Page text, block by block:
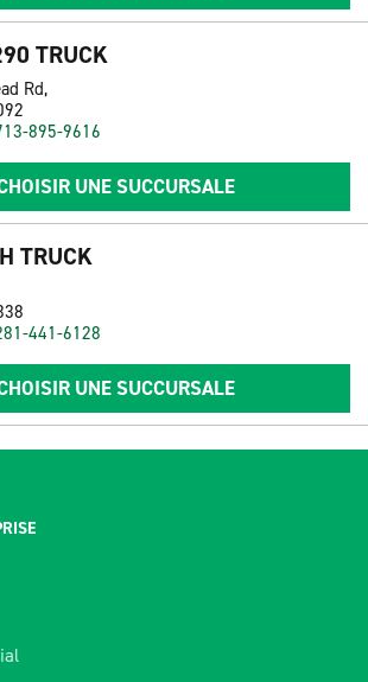
TRUCK
Rd,
895-9616
UNE SUCCURSALE
TRUCK
441-6128
UNE SUCCURSALE